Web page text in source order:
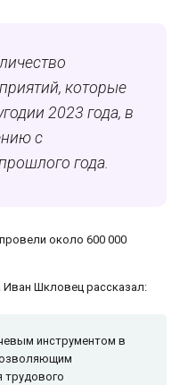
которые
2023 года, в
с
года.
около 600 000
Иван Шкловец рассказал:
инструментом в
трудового